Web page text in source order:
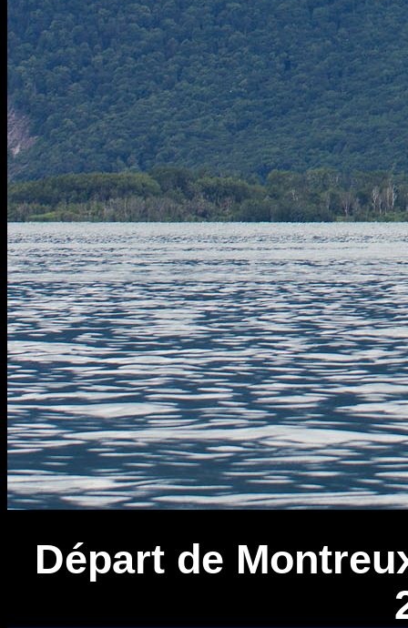
Départ de